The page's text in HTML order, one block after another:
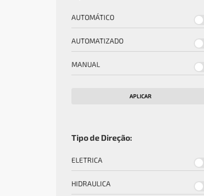
AUTOMÁTICO
AUTOMATIZADO
MANUAL
APLICAR
Tipo de Direção:
ELETRICA
HIDRAULICA